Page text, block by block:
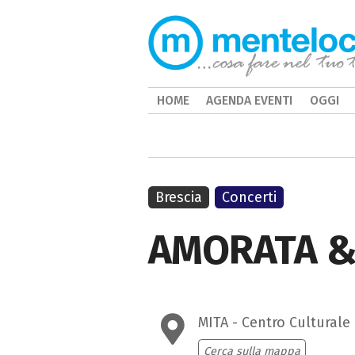
AMORATA
MITA - Centro
Cerca sulla mappa
Brescia Concerti
HOME AGENDA EVENTI OGGI